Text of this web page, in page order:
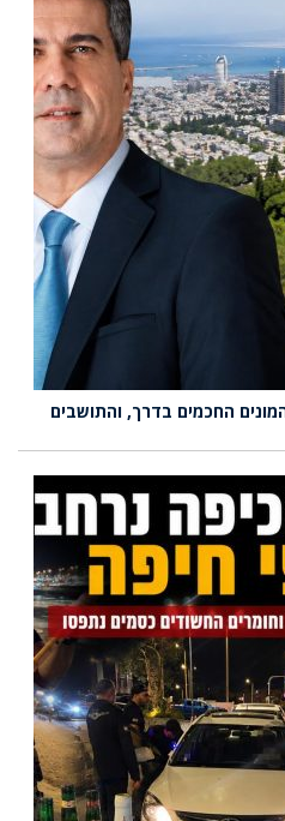
החכמים בדרך, והתושבים